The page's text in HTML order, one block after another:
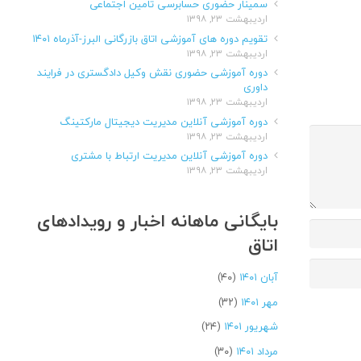
سمینار حضوری حسابرسی تامین اجتماعی
اردیبهشت ۲۳, ۱۳۹۸
تقویم دوره های آموزشی اتاق بازرگانی البرز-آذرماه ۱۴۰۱
اردیبهشت ۲۳, ۱۳۹۸
دوره آموزشی حضوری نقش وکیل دادگستری در فرایند
داوری
اردیبهشت ۲۳, ۱۳۹۸
دوره آموزشی آنلاین مدیریت دیجیتال مارکتینگ
اردیبهشت ۲۳, ۱۳۹۸
دوره آموزشی آنلاین مدیریت ارتباط با مشتری
اردیبهشت ۲۳, ۱۳۹۸
بایگانی ماهانه اخبار و رویدادهای
اتاق
آبان ۱۴۰۱
(۴۰)
مهر ۱۴۰۱
(۳۲)
شهریور ۱۴۰۱
(۲۴)
مرداد ۱۴۰۱
(۳۰)